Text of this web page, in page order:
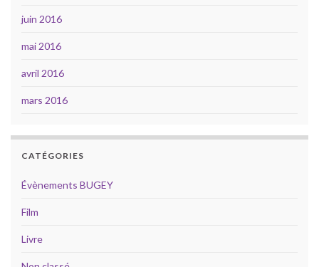
juin 2016
mai 2016
avril 2016
mars 2016
CATÉGORIES
Évènements BUGEY
Film
Livre